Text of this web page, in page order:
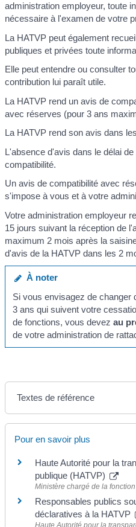
administration employeur, toute
nécessaire à l'examen de votre
La HATVP peut également
publiques et privées toute
Elle peut entendre ou consulter
contribution lui paraît utile.
La HATVP rend un avis de
avec réserves (pour 3 ans
La HATVP rend son avis dans
L'absence d'avis dans le délai
compatibilité.
Un avis de compatibilité avec
s'impose à vous et à votre
Votre administration employeur
15 jours suivant la réception de
maximum 2 mois après la
d'avis de la HATVP dans les 2
À noter
Si vous envisagez de changer
3 ans qui suivent votre
de fonctions, vous devez au
de votre administration de
Textes de référence
Pour en savoir plus
Haute Autorité pour la
publique (HATVP)
Ministère chargé de la
Responsables publics
déclaratives à la HATVP